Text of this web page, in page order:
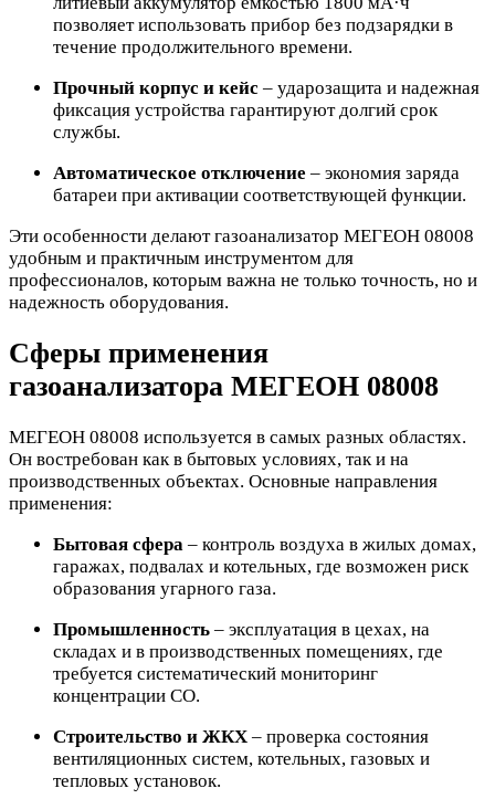
позволяет использовать прибор без подзарядки в
течение продолжительного времени.
Прочный корпус и кейс – ударозащита и надежная
фиксация устройства гарантируют долгий срок
службы.
Автоматическое отключение – экономия заряда
батареи при активации соответствующей функции.
Эти особенности делают газоанализатор МЕГЕОН 08008
удобным и практичным инструментом для
профессионалов, которым важна не только точность, но и
надежность оборудования.
Сферы применения
газоанализатора МЕГЕОН 08008
МЕГЕОН 08008 используется в самых разных областях.
Он востребован как в бытовых условиях, так и на
производственных объектах. Основные направления
применения:
Бытовая сфера – контроль воздуха в жилых домах,
гаражах, подвалах и котельных, где возможен риск
образования угарного газа.
Промышленность – эксплуатация в цехах, на
складах и в производственных помещениях, где
требуется систематический мониторинг
концентрации CO.
Строительство и ЖКХ – проверка состояния
вентиляционных систем, котельных, газовых и
тепловых установок.